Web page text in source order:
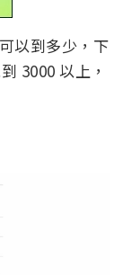
以到多少，下
3000 以上，